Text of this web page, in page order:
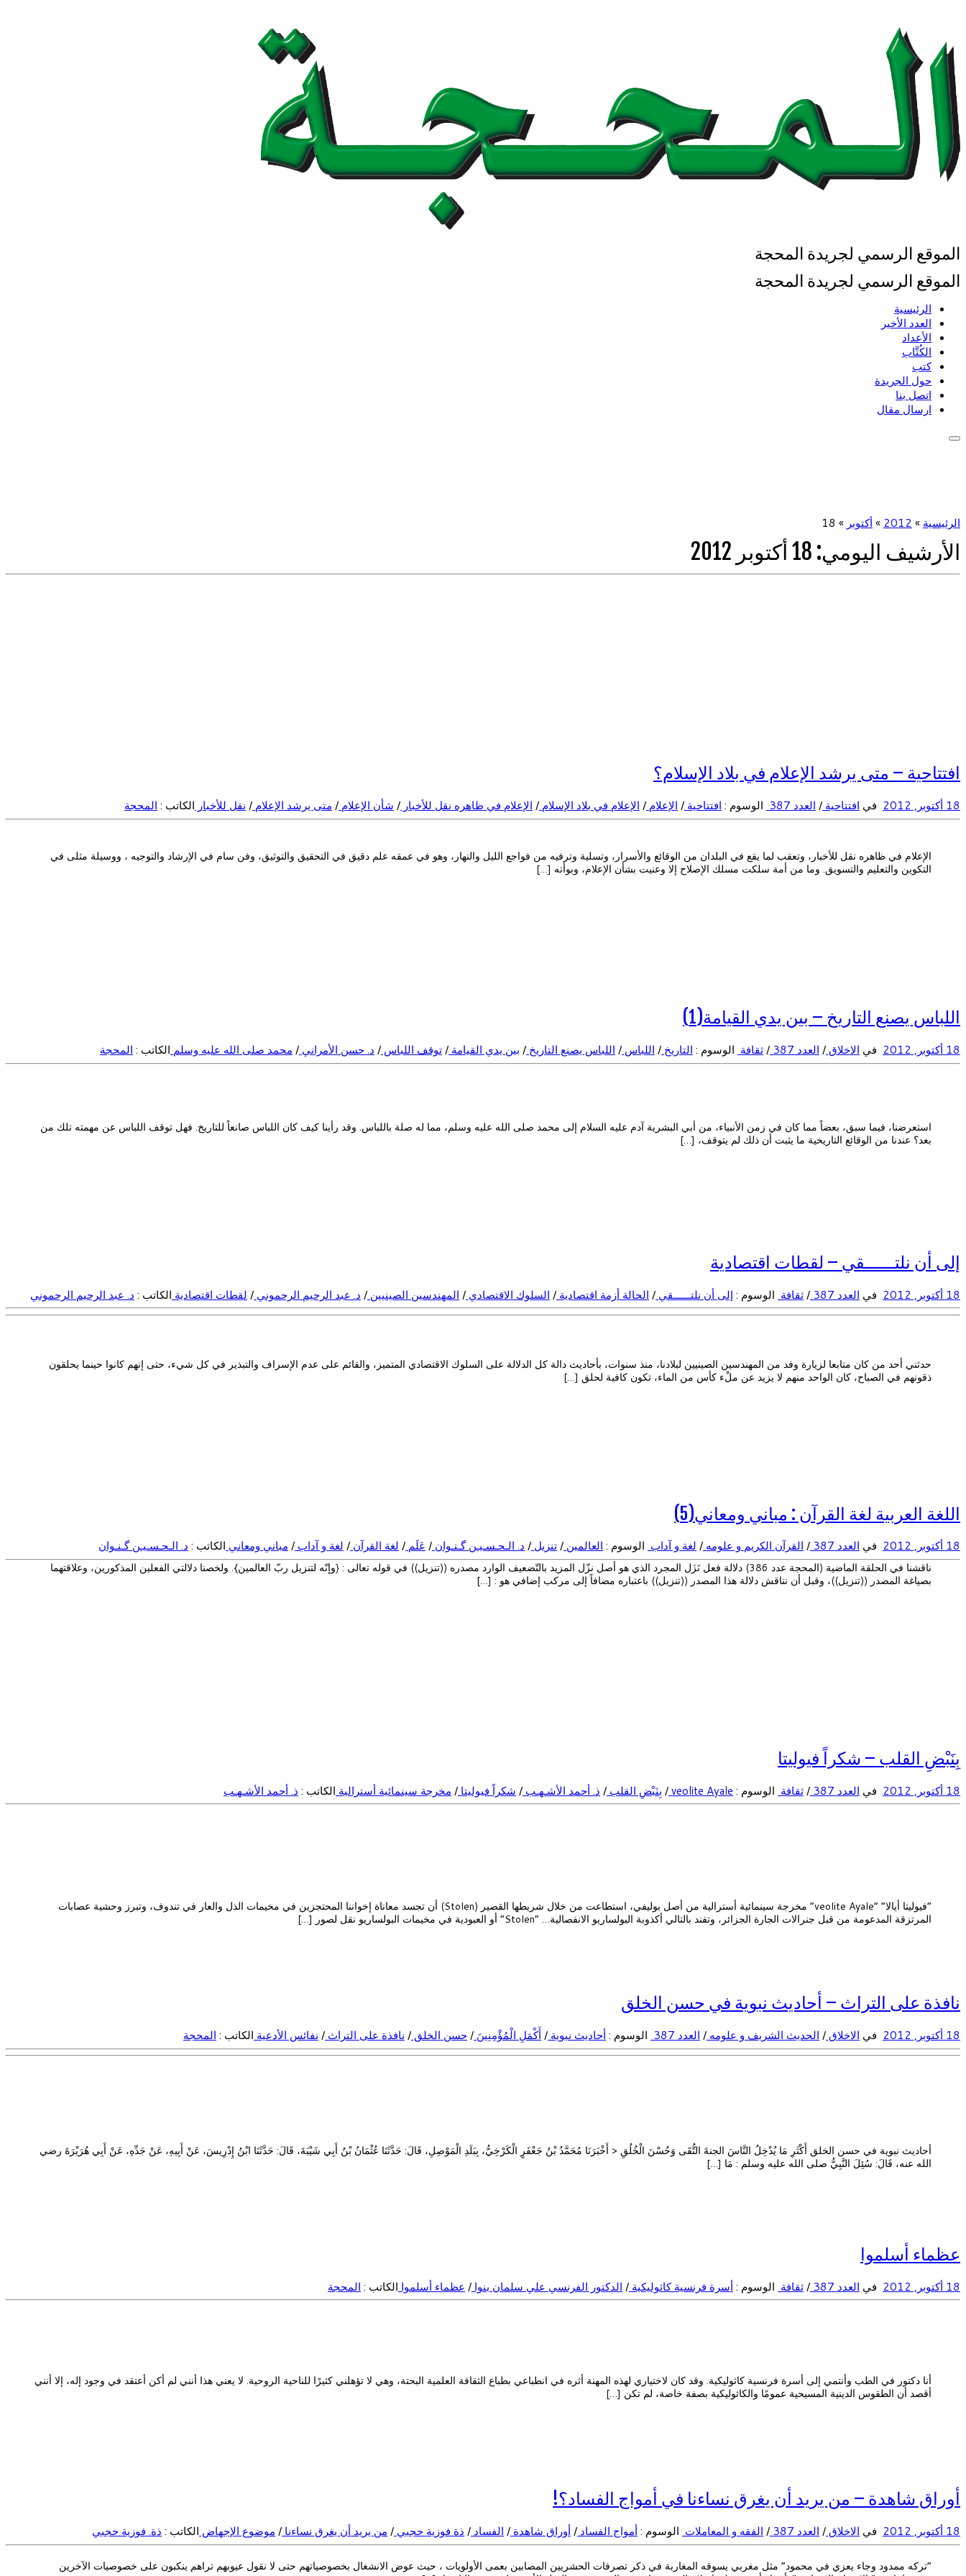
الموقع الرسمي لجريدة المحجة
الموقع الرسمي لجريدة المحجة
الرئيسية
العدد الأخير
الأعداد
الكُتَّاب
كتب
حول الجريدة
اتصل بنا
ارسال مقال
الرئيسية »
2012
»أكتوبر »
18
الأرشيف اليومي: 18 أكتوبر 2012
الإعلام في ظاهره نقل للأخبار، وتعقب لما يقع في البلدان من الوقائع والأسرار، وتسلية وترفيه من فواجع الليل والنهار، وهو في عمقه علم دقيق في التحقيق والتوثيق، وفن سام في الإرشاد والتوجيه ، ووسيلة مثلى في
التكوين والتعليم والتسويق. وما من أمة سلكت مسلك الإصلاح إلا وعنيت بشأن الإعلام، وبوأته […]
افتتاحية – متى يرشد الإعلام في بلاد الإسلام؟
18 أكتوبر, 2012 في افتتاحية / العدد 387 الوسوم : افتتاحية / الإعلام / الإعلام في بلاد الإسلام / الإعلام في ظاهره نقل للأخبار / شأن الإعلام / متى يرشد الإعلام / نقل للأخبار الكاتب : المحجة
استعرضنا، فيما سبق، بعضاً مما كان في زمن الأنبياء، من أبي البشرية آدم عليه السلام إلى محمد صلى الله عليه وسلم، مما له صلة باللباس. وقد رأينا كيف كان اللباس صانعاً للتاريخ. فهل توقف اللباس عن مهمته تلك من
بعد؟ عندنا من الوقائع التاريخية ما يثبت أن ذلك لم يتوقف، […]
اللباس يصنع التاريخ – بين يدي القيامة(1)
18 أكتوبر, 2012 في الاخلاق/ العدد 387 /ثقافة الوسوم : التاريخ / اللباس / اللباس يصنع التاريخ / بين يدي القيامة /توقف اللباس / د. حسن الأمراني / محمد صلى الله عليه وسلم الكاتب : المحجة
حدثني أحد من كان متابعا لزيارة وفد من المهندسين الصينيين لبلادنا، منذ سنوات، بأحاديث دالة كل الدلالة على السلوك الاقتصادي المتميز، والقائم على عدم الإسراف والتبذير في كل شيء، حتى إنهم كانوا حينما يحلقون
ذقونهم في الصباح، كان الواحد منهم لا يزيد عن ملْء كأس من الماء، تكون كافية لحلق […]
إلى أن نلتــــــقي – لقطات اقتصادية
18 أكتوبر, 2012 في العدد 387 /ثقافة الوسوم : إلى أن نلتــــــقي / الحالة أزمة اقتصادية / السلوك الاقتصادي / المهندسين الصينيين / د. عبد الرحيم الرحموني / لقطات اقتصادية الكاتب : د. عبد الرحيم الرحموني
ناقشنا في الحلقة الماضية (المحجة عدد 386) دلالة فعل نَزَل المجرد الذي هو أصل نزّل المزيد بالتّضعيف الوارد مصدره ((تنزيل)) في قوله تعالى : {وإنّه لتنزيل ربّ العالمين}. ولخصنا دلالتي الفعلين المذكورين، وعلاقتهما
بصياغة المصدر ((تنزيل))، وقبل أن نناقش دلالة هذا المصدر ((تنزيل)) باعتباره مضافاً إلى مركب إضافي هو : […]
اللغة العربية لغة القرآن : مباني ومعاني(5)
18 أكتوبر, 2012 في العدد 387 / القرآن الكريم و علومه / لغة و آداب الوسوم : العالمين /تنزيل / د. الـحـسـيـن گـنـوان / عَلَم / لغة القرآن / لغة و آداب / مباني ومعاني الكاتب : د. الـحـسـيـن گـنـوان
“فيوليتا أيالا” “veolite Ayale” مخرجة سينمائية أسترالية من أصل بوليفي، استطاعت من خلال شريطها القصير (Stolen) أن تجسد معاناة إخواننا المحتجزين في مخيمات الذل والعار في تندوف، وتبرز وحشية عصابات
المرتزقة المدعومة من قبل جنرالات الجارة الجزائر، وتفند بالتالي أكذوبة البولساريو الانفصالية… “Stolen” أو العبودية في مخيمات البولساريو نقل لصور […]
بِنَبْضِ القلب – شكراً فيوليتا
18 أكتوبر, 2012 في العدد 387 /ثقافة الوسوم : veolite Ayale
/ بِنَبْضِ القلب / ذ. أحمد الأشـهـب / شكراً فيوليتا / مخرجة سينمائية أسترالية الكاتب : ذ. أحمد الأشـهـب
أحاديث نبوية في حسن الخلق أَكْثَرِ مَا يُدْخِلُ النَّاسَ الجنةَ التُّقَى وَحُسْنَ الْخُلُقِ < أَخْبَرَنَا مُحَمَّدُ بْنُ جَعْفَرٍ الْكَرْخِيُّ، بِبَلَدِ الْمَوْصِلِ، قَالَ: حَدَّثَنَا عُثْمَانُ بْنُ أَبِي شَيْبَةَ، قَالَ: حَدَّثَنَا ابْنُ إِدْرِيسَ، عَنْ أَبِيهِ، عَنْ جَدِّهِ، عَنْ أَبِي هُرَيْرَةَ رضي
الله عنه، قَالَ: سُئِلَ النَّبِيُّ صلى الله عليه وسلم : مَا […]
نافذة على التراث – أحاديث نبوية في حسن الخلق
18 أكتوبر, 2012 في الاخلاق/ الحديث الشريف و علومه / العدد 387 الوسوم :أحاديث نبوية /أَكْمَلِ الْمُؤْمِنِينَ /حسن الخلق/ نافذة على التراث / نفائس الأدعية الكاتب : المحجة
أنا دكتور في الطب وأنتمي إلى أسرة فرنسية كاثوليكية. وقد كان لاختياري لهذه المهنة أثره في انطباعي بطباع الثقافة العلمية البحتة، وهي لا تؤهلني كثيرًا للناحية الروحية. لا يعني هذا أنني لم أكن أعتقد في وجود إله، إلا أنني
أقصد أن الطقوس الدينية المسيحية عمومًا والكاثوليكية بصفة خاصة، لم تكن […]
عظماء أسلموا
18 أكتوبر, 2012 في العدد 387 /ثقافة الوسوم :أسرة فرنسية كاثوليكية / الدكتور الفرنسي علي سلمان بنوا / عظماء أسلموا الكاتب : المحجة
“تركه ممدود وجاء يعزي في محمود” مثل مغربي يسوقه المغاربة في ذكر تصرفات الحشريين المصابين بعمى الأولويات ، حيث عوض الانشغال بخصوصياتهم حتى لا نقول عيوبهم تراهم ينكبون على خصوصيات الآخرين
أوراق شاهدة – من يريد أن يغرق نساءنا في أمواج الفساد؟!
18 أكتوبر, 2012 في الاخلاق/ العدد 387 / الفقه و المعاملات الوسوم :أمواج الفساد /أوراق شاهدة / الفساد / ذة فوزية حجبي / من يريد أن يغرق نساءنا / موضوع الإجهاض الكاتب : ذة. فوزية حجبي